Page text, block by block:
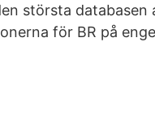
största
för BR på